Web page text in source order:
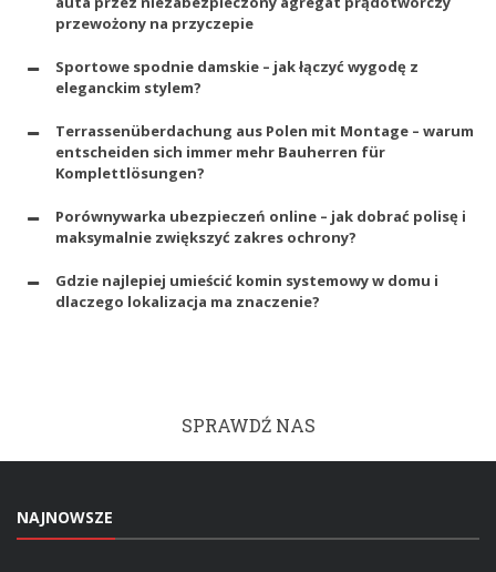
przewożony na przyczepie
Sportowe spodnie damskie – jak łączyć wygodę z
eleganckim stylem?
Terrassenüberdachung aus Polen mit Montage – warum
entscheiden sich immer mehr Bauherren für
Komplettlösungen?
Porównywarka ubezpieczeń online – jak dobrać polisę i
maksymalnie zwiększyć zakres ochrony?
Gdzie najlepiej umieścić komin systemowy w domu i
dlaczego lokalizacja ma znaczenie?
SPRAWDŹ NAS
NAJNOWSZE